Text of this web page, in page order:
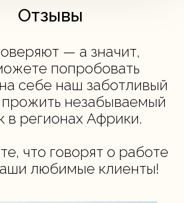
Отзывы
— а значит,
попробовать
себе наш заботливый
незабываемый
в регионах Африки.
что говорят о работе
любимые клиенты!